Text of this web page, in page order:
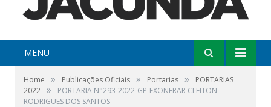
MENU
Home » Publicações Oficiais » Portarias »
PORTARIAS
2022 »
PORTARIA N°293-2022-GP-EXONERAR CLEITON
RODRIGUES DOS SANTOS